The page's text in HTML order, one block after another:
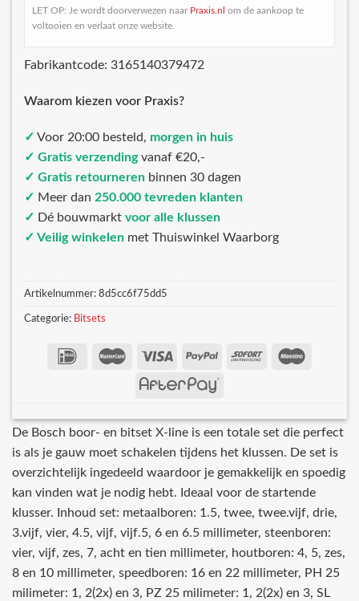
LET OP: Je wordt doorverwezen naar Praxis.nl om de aankoop te
voltooien en verlaat onze website.
Fabrikantcode: 3165140379472
Waarom kiezen voor Praxis?
✓ Voor 20:00 besteld, morgen in huis
✓ Gratis verzendingvanaf €20,-
✓ Gratis retourneren binnen 30 dagen
✓ Meer dan 250.000 tevreden klanten
✓ Dé bouwmarkt voor alle klussen
✓ Veilig winkelen met Thuiswinkel Waarborg
Artikelnummer: 8d5cc6f75dd5
Categorie: Bitsets
De Bosch boor- en bitset X-line is een totale set die perfect
is als je gauw moet schakelen tijdens het klussen. De set is
overzichtelijk ingedeeld waardoor je gemakkelijk en spoedig
kan vinden wat je nodig hebt. Ideaal voor de startende
klusser. Inhoud set: metaalboren: 1.5, twee, twee.vijf, drie,
3.vijf, vier, 4.5, vijf, vijf.5, 6 en 6.5 millimeter, steenboren:
vier, vijf, zes, 7, acht en tien millimeter, houtboren: 4, 5, zes,
8 en 10 millimeter, speedboren: 16 en 22 millimeter, PH 25
milimeter: 1, 2(2x) en 3, PZ 25 milimeter: 1, 2(2x) en 3, SL